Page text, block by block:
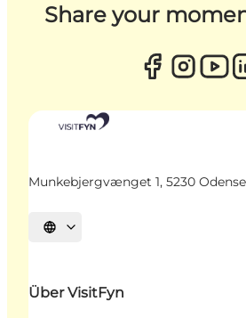
Share your
Munkebjergvænget 1, 5230 Odense
Sprache auswählen
Über VisitFyn